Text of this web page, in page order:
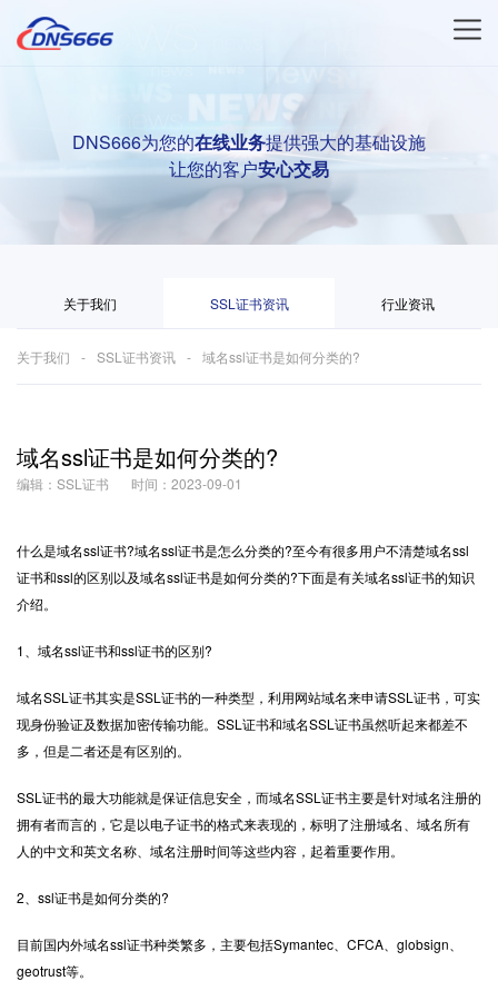
DNS666为您的在线业务提供强大的基础设施
让您的客户安心交易
关于我们 SSL证书资讯 行业资讯
关于我们 SSL证书资讯 域名ssl证书是如何分类的?
域名ssl证书是如何分类的?
编辑：SSL证书 时间：2023-09-01
什么是域名ssl证书?域名ssl证书是怎么分类的?至今有很多用户不清楚域名ssl
证书和ssl的区别以及域名ssl证书是如何分类的?下面是有关域名ssl证书的知识
介绍。
1、域名ssl证书和ssl证书的区别?
域名SSL证书其实是SSL证书的一种类型，利用网站域名来申请SSL证书，可实
现身份验证及数据加密传输功能。SSL证书和域名SSL证书虽然听起来都差不
多，但是二者还是有区别的。
SSL证书的最大功能就是保证信息安全，而域名SSL证书主要是针对域名注册的
拥有者而言的，它是以电子证书的格式来表现的，标明了注册域名、域名所有
人的中文和英文名称、域名注册时间等这些内容，起着重要作用。
2、ssl证书是如何分类的?
目前国内外域名ssl证书种类繁多，主要包括Symantec、CFCA、globsign、
geotrust等。